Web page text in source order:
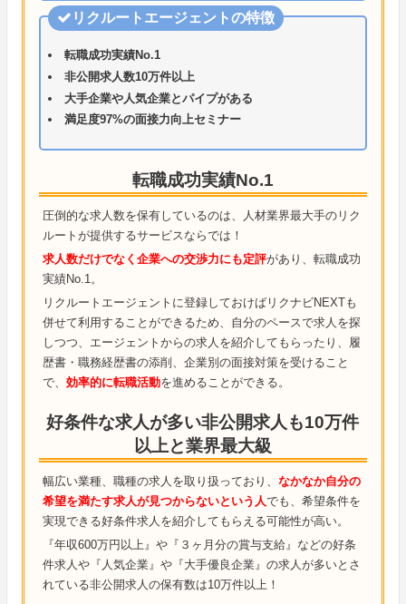
リクルートエージェントの特徴
転職成功実績No.1
非公開求人数10万件以上
大手企業や人気企業とパイプがある
満足度97%の面接力向上セミナー
転職成功実績No.1
圧倒的な求人数を保有しているのは、人材業界最大手のリク
ルートが提供するサービスならでは！
求人数だけでなく企業への交渉力にも定評があり、転職成功
実績No.1。
リクルートエージェントに登録しておけばリクナビNEXTも
併せて利用することができるため、自分のペースで求人を探
しつつ、エージェントからの求人を紹介してもらったり、履
歴書・職務経歴書の添削、企業別の面接対策を受けること
で、 効率的に転職活動を進めることができる。
好条件な求人が多い非公開求人も10万件
以上と業界最大級
幅広い業種、職種の求人を取り扱っており、 なかなか自分の
希望を満たす求人が見つからないという人でも、希望条件を
実現できる好条件求人を紹介してもらえる可能性が高い。
『年収600万円以上』や『３ヶ月分の賞与支給』などの好条
件求人や『人気企業』や『大手優良企業』の求人が多いとさ
れている非公開求人の保有数は10万件以上！